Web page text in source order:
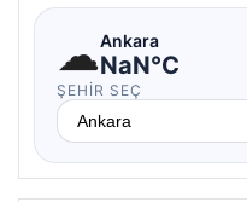
☁Ankara
NaN°C
ŞEHIR SEÇ